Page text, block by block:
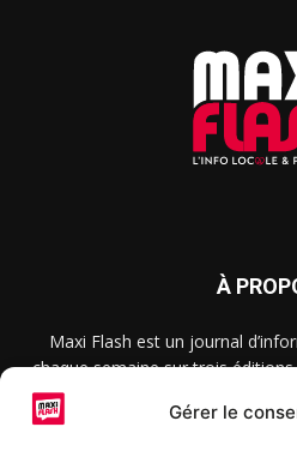
Gérer le
À
Maxi Flash est un journal
chaque semaine sur trois
2015, dans les secteurs
2022, et à Colmar, Vignoble